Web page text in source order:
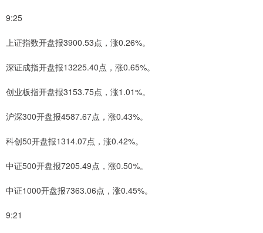
9:25
上证指数开盘报3900.53点，涨0.26%。
深证成指开盘报13225.40点，涨0.65%。
创业板指开盘报3153.75点，涨1.01%。
沪深300开盘报4587.67点，涨0.43%。
科创50开盘报1314.07点，涨0.42%。
中证500开盘报7205.49点，涨0.50%。
中证1000开盘报7363.06点，涨0.45%。
9:21